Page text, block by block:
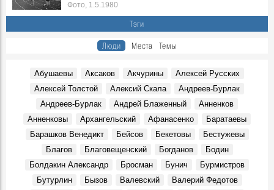
В Ульяновске презентовали издание, посвящённое
епископу Симбирскому и Сызранскому Гурию
Показали книги семьи Языковых и книги с автографами
Герои, 16 Марта 1803
К100-летию со дня рождения краеведа и исследователя
Венедикта Барашкова. Видео Дворца книги
Герои, 17 Марта 1926
Большой театр в Симбирске-Ульяновске? Именно так
Места, 27 Марта 1920
В Ульяновске умер Заслуженный тренер России
Геннадий Климов
Герои, 31 Марта 2026
Фото, 1.5.1980
Тэги
Люди Места Темы
Абушаевы Аксаков Акчурины
Алексей Русских
Алексей Толстой
Алексий Скала
Андреев-Бурлак
Андреев-Бурлак
Андрей Блаженный
Анненков
Анненковы
Архангельский Афанасенко
Баратаевы
Барашков Венедикт
Бейсов Бекетовы
Бестужевы
Благов
Благовещенский Богданов
Бодин
Болдакин Александр
Бросман Бунич
Бурмистров
Бутурлин
Бызов Валевский
Валерий Федотов